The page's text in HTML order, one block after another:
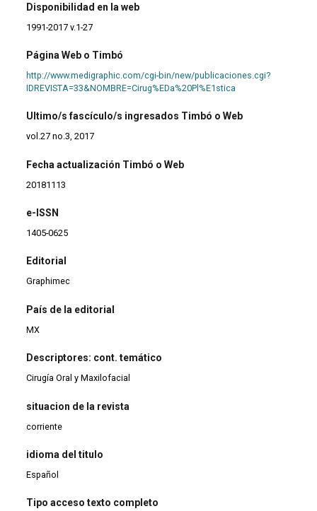
Disponibilidad en la web
1991-2017 v.1-27
Página Web o Timbó
http://www.medigraphic.com/cgi-bin/new/publicaciones.cgi?
IDREVISTA=33&NOMBRE=Cirug%EDa%20Pl%E1stica
Ultimo/s fascículo/s ingresados Timbó o Web
vol.27 no.3, 2017
Fecha actualización Timbó o Web
20181113
e-ISSN
1405-0625
Editorial
Graphimec
País de la editorial
MX
Descriptores: cont. temático
Cirugía Oral y Maxilofacial
situacion de la revista
corriente
idioma del titulo
Español
Tipo acceso texto completo